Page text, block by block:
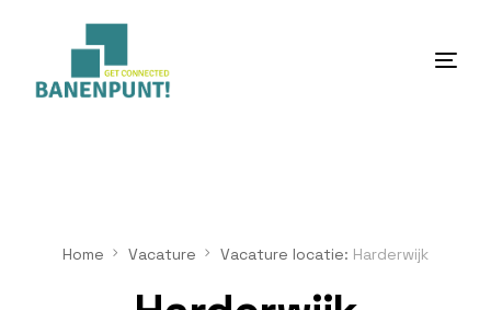
Home Vacature Vacature locatie: Harderwijk